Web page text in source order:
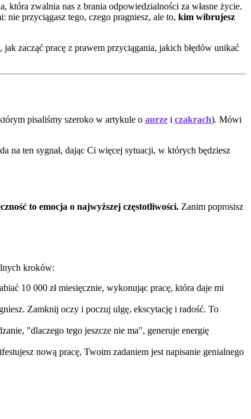
która zwalnia nas z brania odpowiedzialności za własne życie.
przyciągasz tego, czego pragniesz, ale to, kim wibrujesz
zacząć pracę z prawem przyciągania, jakich błędów unikać
pisaliśmy szeroko w artykule o aurze i czakrach). Mówi
na ten sygnał, dając Ci więcej sytuacji, w których będziesz
to emocja o najwyższej częstotliwości. Zanim poprosisz
kroków:
10 000 zł miesięcznie, wykonując pracę, która daje mi
Zamknij oczy i poczuj ulgę, ekscytację i radość. To
"dlaczego tego jeszcze nie ma", generuje energię
nową pracę, Twoim zadaniem jest napisanie genialnego